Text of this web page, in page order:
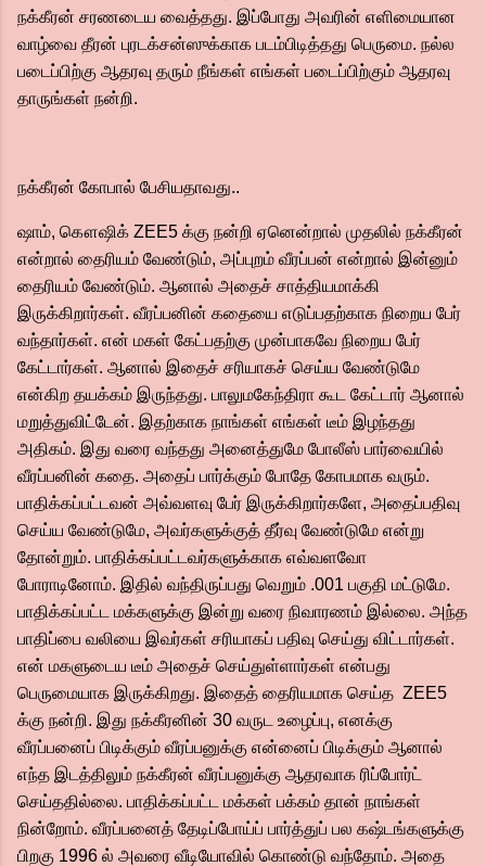
நக்கீரன் சரணடைய வைத்தது. இப்போது அவரின் எளிமையான
வாழ்வை தீரன் புரடக்சன்ஸுக்காக படம்பிடித்தது பெருமை. நல்ல
படைப்பிற்கு ஆதரவு தரும் நீங்கள் எங்கள் படைப்பிற்கும் ஆதரவு
தாருங்கள் நன்றி.
நக்கீரன் கோபால் பேசியதாவது..
ஷாம், கௌஷிக் ZEE5 க்கு நன்றி ஏனென்றால் முதலில் நக்கீரன்
என்றால் தைரியம் வேண்டும், அப்புறம் வீரப்பன் என்றால் இன்னும்
தைரியம் வேண்டும். ஆனால் அதைச் சாத்தியமாக்கி
இருக்கிறார்கள். வீரப்பனின் கதையை எடுப்பதற்காக நிறைய பேர்
வந்தார்கள். என் மகள் கேட்பதற்கு முன்பாகவே நிறைய பேர்
கேட்டார்கள். ஆனால் இதைச் சரியாகச் செய்ய வேண்டுமே
என்கிற தயக்கம் இருந்தது. பாலுமகேந்திரா கூட கேட்டார் ஆனால்
மறுத்துவிட்டேன். இதற்காக நாங்கள் எங்கள் டீம் இழந்தது
அதிகம். இது வரை வந்தது அனைத்துமே போலீஸ் பார்வையில்
வீரப்பனின் கதை. அதைப் பார்க்கும் போதே கோபமாக வரும்.
பாதிக்கப்பட்டவன் அவ்வளவு பேர் இருக்கிறார்களே, அதைப்பதிவு
செய்ய வேண்டுமே, அவர்களுக்குத் தீர்வு வேண்டுமே என்று
தோன்றும். பாதிக்கப்பட்டவர்களுக்காக எவ்வளவோ
போராடினோம். இதில் வந்திருப்பது வெறும் .001 பகுதி மட்டுமே.
பாதிக்கப்பட்ட மக்களுக்கு இன்று வரை நிவாரணம் இல்லை. அந்த
பாதிப்பை வலியை இவர்கள் சரியாகப் பதிவு செய்து விட்டார்கள்.
என் மகளுடைய டீம் அதைச் செய்துள்ளார்கள் என்பது
பெருமையாக இருக்கிறது. இதைத் தைரியமாக செய்த ZEE5
க்கு நன்றி. இது நக்கீரனின் 30 வருட உழைப்பு, எனக்கு
வீரப்பனைப் பிடிக்கும் வீரப்பனுக்கு என்னைப் பிடிக்கும் ஆனால்
எந்த இடத்திலும் நக்கீரன் வீரப்பனுக்கு ஆதரவாக ரிப்போர்ட்
செய்ததில்லை. பாதிக்கப்பட்ட மக்கள் பக்கம் தான் நாங்கள்
நின்றோம். வீரப்பனைத் தேடிப்போய்ப் பார்த்துப் பல கஷ்டங்களுக்கு
பிறகு 1996 ல் அவரை வீடியோவில் கொண்டு வந்தோம். அதை